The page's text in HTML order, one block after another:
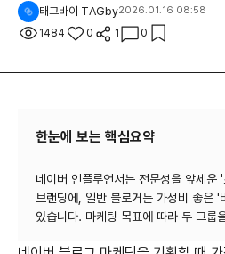
태그바이 TAGby2026.01.16 08:58
1484 0 1 0
한눈에 보는 핵심요약
네이버 인플루언서는 전문성을 앞세운
브랜딩에, 일반 블로거는 가성비 좋은 '